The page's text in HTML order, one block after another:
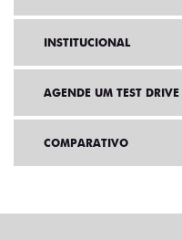
INSTITUCIONAL
AGENDE UM TEST DRIVE
COMPARATIVO